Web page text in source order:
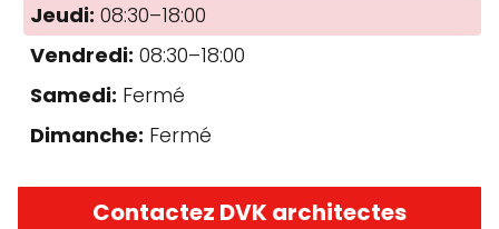
Jeudi: 08:30–18:00
Vendredi: 08:30–18:00
Samedi: Fermé
Dimanche: Fermé
Contactez DVK architectes